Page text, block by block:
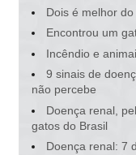
Dois é melhor
Encontrou um
Incêndio e
9 sinais de
não percebe
Doença renal,
gatos do Brasil
Doença renal: 7